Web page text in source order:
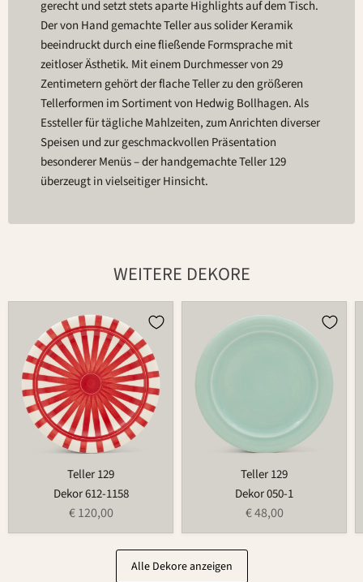
gerecht und setzt stets aparte Highlights auf dem Tisch.
Der von Hand gemachte Teller aus solider Keramik
beeindruckt durch eine fließende Formsprache mit
zeitloser Ästhetik. Mit einem Durchmesser von 29
Zentimetern gehört der flache Teller zu den größeren
Tellerformen im Sortiment von Hedwig Bollhagen. Als
Essteller für tägliche Mahlzeiten, zum Anrichten diverser
Speisen und zur geschmackvollen Präsentation
besonderer Menüs – der handgemachte Teller 129
überzeugt in vielseitiger Hinsicht.
WEITERE DEKORE
Teller 129
Dekor 612-1158
€ 120,00
Teller 129
Dekor 050-1
€ 48,00
Alle Dekore anzeigen